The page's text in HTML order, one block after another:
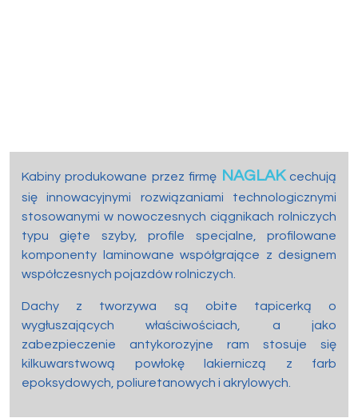
Kabiny produkowane przez firmę NAGLAKcechują
się innowacyjnymi rozwiązaniami technologicznymi
stosowanymi w nowoczesnych ciągnikach rolniczych
typu gięte szyby, profile specjalne, profilowane
komponenty laminowane współgrające z designem
współczesnych pojazdów rolniczych.
Dachy z tworzywa są obite tapicerką o
wygłuszających właściwościach, a jako
zabezpieczenie antykorozyjne ram stosuje się
kilkuwarstwową powłokę lakierniczą z farb
epoksydowych, poliuretanowych i akrylowych.